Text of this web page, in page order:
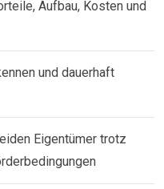
Aufbau, Kosten und
und dauerhaft
Eigentümer trotz